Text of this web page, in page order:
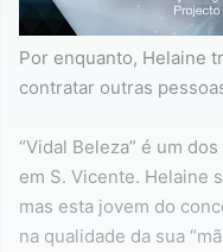
Por enquanto, Helaine
contratar outras
“Vidal Beleza” é um
em S. Vicente. Helaine
mas esta jovem do
na qualidade da sua